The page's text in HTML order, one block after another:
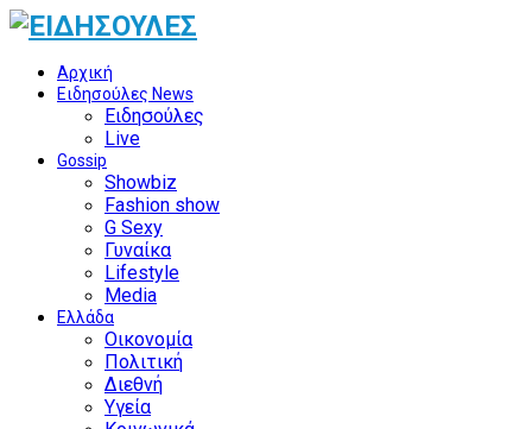
Αρχική
Ειδησούλες News
Ειδησούλες
Live
Gossip
Showbiz
Fashion show
G Sexy
Γυναίκα
Lifestyle
Media
Ελλάδα
Οικονομία
Πολιτική
Διεθνή
Υγεία